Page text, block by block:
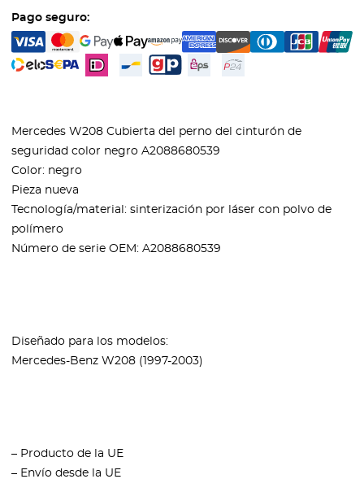
Pago seguro:
Mercedes W208 Cubierta del perno del cinturón de
seguridad color negro A2088680539
Color: negro
Pieza nueva
Tecnología/material: sinterización por láser con polvo de
polímero
Número de serie OEM: A2088680539
Diseñado para los modelos:
Mercedes-Benz W208 (1997-2003)
– Producto de la UE
– Envío desde la UE